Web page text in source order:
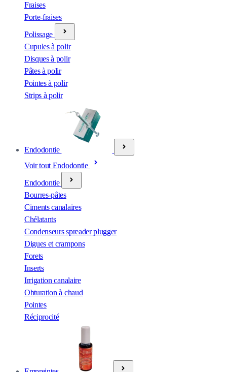
Fraises
Porte-fraises
Polissage
Cupules à polir
Disques à polir
Pâtes à polir
Pointes à polir
Strips à polir
Endodontie
Voir tout Endodontie
Endodontie
Bourres-pâtes
Ciments canalaires
Chélatants
Condenseurs spreader plugger
Digues et crampons
Forets
Inserts
Irrigation canalaire
Obturation à chaud
Pointes
Réciprocité